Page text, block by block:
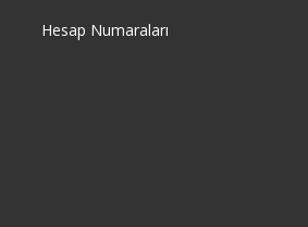
Hesap Numaraları